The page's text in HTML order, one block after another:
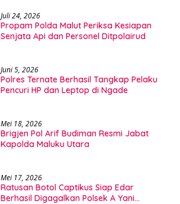
Juli 24, 2026
Propam Polda Malut Periksa Kesiapan
Senjata Api dan Personel Ditpolairud
Juni 5, 2026
Polres Ternate Berhasil Tangkap Pelaku
Pencuri HP dan Leptop di Ngade
Mei 18, 2026
Brigjen Pol Arif Budiman Resmi Jabat
Kapolda Maluku Utara
Mei 17, 2026
Ratusan Botol Captikus Siap Edar
Berhasil Digagalkan Polsek A Yani